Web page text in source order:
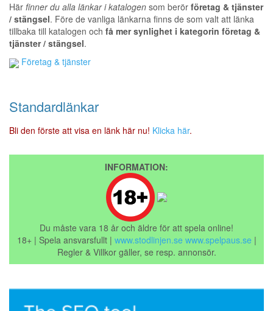
Här finner du alla länkar i katalogen som berör företag & tjänster
/ stängsel. Före de vanliga länkarna finns de som valt att länka
tillbaka till katalogen och få mer synlighet i kategorin företag &
tjänster / stängsel.
Företag & tjänster
Standardlänkar
Bli den förste att visa en länk här nu! Klicka här.
INFORMATION:
Du måste vara 18 år och äldre för att spela online!
18+ | Spela ansvarsfullt | www.stodlinjen.se www.spelpaus.se |
Regler & Villkor gäller, se resp. annonsör.